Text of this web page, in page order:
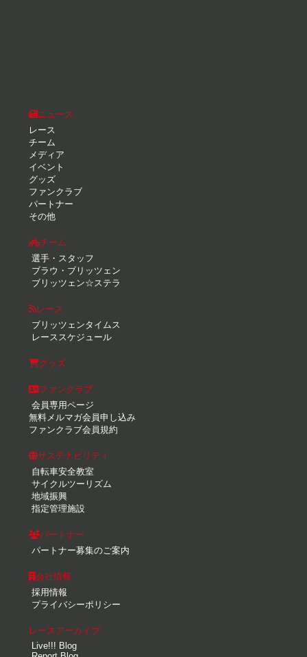
ニュース
レース
チーム
メディア
イベント
グッズ
ファンクラブ
パートナー
その他
チーム
選手・スタッフ
ブラウ・ブリッツェン
ブリッツェン☆ステラ
レース
ブリッツェンタイムス
レーススケジュール
グッズ
ファンクラブ
会員専用ページ
無料メルマガ会員申し込み
ファンクラブ会員規約
サステナビリティ
自転車安全教室
サイクルツーリズム
地域振興
指定管理施設
パートナー
パートナー募集のご案内
会社情報
採用情報
プライバシーポリシー
レースアーカイブ
Live!!! Blog